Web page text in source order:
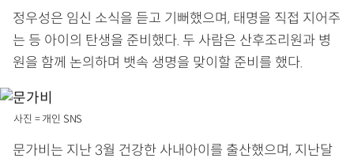
정우성은 임신 소식을 듣고 기뻐했으며, 태명을 직접 지어주
는 등 아이의 탄생을 준비했다. 두 사람은 산후조리원과 병
원을 함께 논의하며 뱃속 생명을 맞이할 준비를 했다.
사진 = 개인 SNS
문가비는 지난 3월 건강한 사내아이를 출산했으며, 지난달